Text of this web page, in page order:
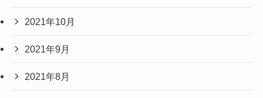
2021年10月
2021年9月
2021年8月